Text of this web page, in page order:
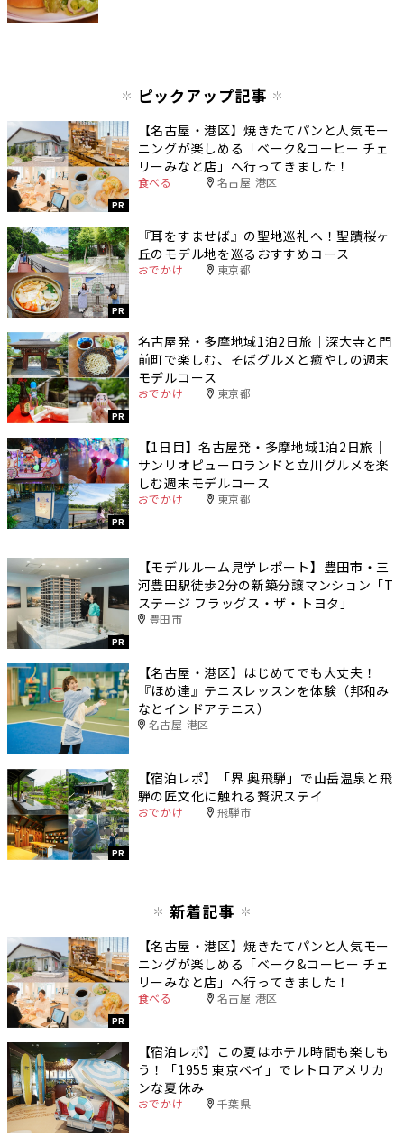
ピックアップ記事
PR
【名古屋・港区】焼きたてパンと人気モー
ニングが楽しめる「ベーク&コーヒー チェ
リーみなと店」へ行ってきました！
食べる 名古屋 港区
PR
『耳をすませば』の聖地巡礼へ！聖蹟桜ヶ
丘のモデル地を巡るおすすめコース
おでかけ 東京都
PR
名古屋発・多摩地域1泊2日旅｜深大寺と門
前町で楽しむ、そばグルメと癒やしの週末
モデルコース
おでかけ 東京都
PR
【1日目】名古屋発・多摩地域1泊2日旅｜
サンリオピューロランドと立川グルメを楽
しむ週末モデルコース
おでかけ 東京都
PR
【モデルルーム見学レポート】豊田市・三
河豊田駅徒歩2分の新築分譲マンション「T
ステージ フラッグス・ザ・トヨタ」
豊田市
【名古屋・港区】はじめてでも大丈夫！
『ほめ達』テニスレッスンを体験（邦和み
なとインドアテニス）
名古屋 港区
PR
【宿泊レポ】「界 奥飛騨」で山岳温泉と飛
騨の匠文化に触れる贅沢ステイ
おでかけ 飛騨市
新着記事
PR
【名古屋・港区】焼きたてパンと人気モー
ニングが楽しめる「ベーク&コーヒー チェ
リーみなと店」へ行ってきました！
食べる 名古屋 港区
【宿泊レポ】この夏はホテル時間も楽しも
う！「1955 東京ベイ」でレトロアメリカ
ンな夏休み
おでかけ 千葉県